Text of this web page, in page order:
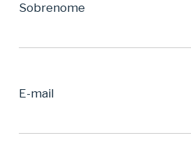
Sobrenome
E-mail